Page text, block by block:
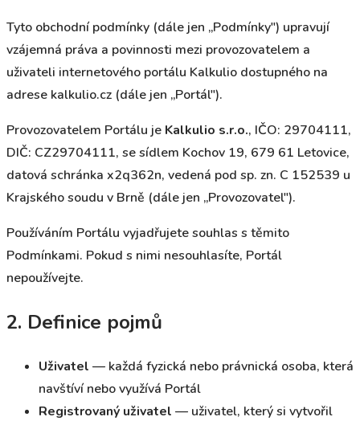
Tyto obchodní podmínky (dále jen „Podmínky") upravují
vzájemná práva a povinnosti mezi provozovatelem a
uživateli internetového portálu Kalkulio dostupného na
adrese kalkulio.cz (dále jen „Portál").
Provozovatelem Portálu je Kalkulio s.r.o., IČO: 29704111,
DIČ: CZ29704111, se sídlem Kochov 19, 679 61 Letovice,
datová schránka x2q362n, vedená pod sp. zn. C 152539 u
Krajského soudu v Brně (dále jen „Provozovatel").
Používáním Portálu vyjadřujete souhlas s těmito
Podmínkami. Pokud s nimi nesouhlasíte, Portál
nepoužívejte.
2. Definice pojmů
Uživatel — každá fyzická nebo právnická osoba, která
navštíví nebo využívá Portál
Registrovaný uživatel — uživatel, který si vytvořil